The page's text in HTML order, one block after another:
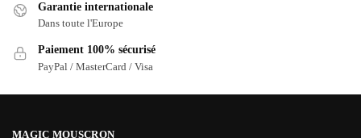
Garantie internationale
Dans toute l'Europe
Paiement 100% sécurisé
PayPal / MasterCard / Visa
MAGIC MOUSCRON